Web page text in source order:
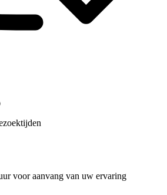
voor aanvang van uw ervaring